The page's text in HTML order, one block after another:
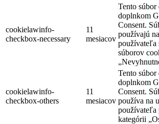
cookielawinfo-
checkbox-necessary
11
mesiacov
Tento súbor
doplnkom
Consent.
používajú
používateľa
súborov
cookielawinfo-
checkbox-others
11
mesiacov
Tento súbor
doplnkom
Consent.
používa na
používateľa
kategórii